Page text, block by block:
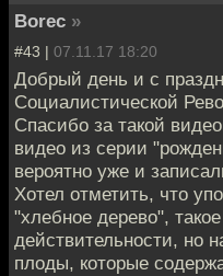
Borec »
#43 | 07.11.17 18:20
Добрый день и с
Социалистической
Спасибо за такой
видео из серии
вероятно уже и
Хотел отметить, что
"хлебное дерево",
действительности, но
плоды, которые